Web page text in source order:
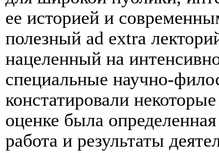
ее историей и
полезный ad extra
нацеленный на
специальные научно-
констатировали
оценке была
работа и результаты